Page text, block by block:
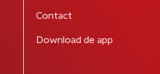
Contact
Download de app